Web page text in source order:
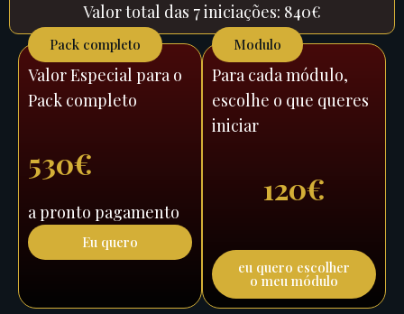
Valor total das 7 iniciações: 840€
Pack completo
Valor Especial para o
Pack completo
530€
a pronto pagamento
Eu quero
Modulo
Para cada módulo,
escolhe o que queres
iniciar
120€
eu quero escolher
o meu módulo